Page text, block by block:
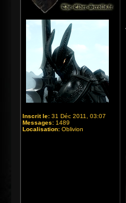
Inscrit le: 31 Déc 2011, 03:07
Messages: 1489
Localisation: Oblivion